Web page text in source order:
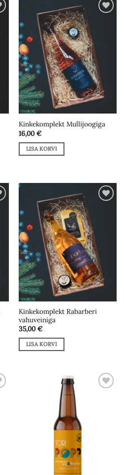
Kinkekomplekt Mullijoogiga
16,00€
LISA KORVI
Kinkekomplekt Rabarberi
vahuveiniga
35,00€
LISA KORVI